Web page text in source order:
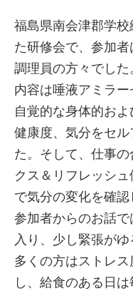
福島県南会津郡学
た研修会で、参加者
調理員の方々でした
内容は唾液アミラー
自覚的な身体的お
健康度、気分をセ
た。そして、仕事
クス＆リフレッシ
で気分の変化を確認
参加者からのお話
入り、少し緊張がゆ
多くの方はストレ
し、給食のある日